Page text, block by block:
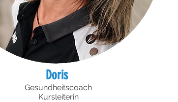
Doris
Gesundheitscoach
Kursleiterin